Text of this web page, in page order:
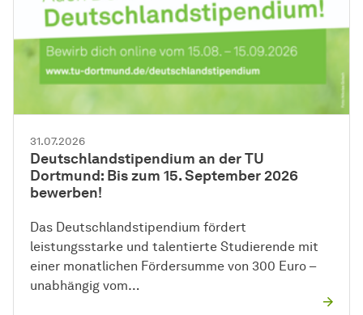
31.07.2026
Deutschlandstipendium an der TU
Dortmund: Bis zum 15. September 2026
bewerben!
Das Deutschlandstipendium fördert
leistungsstarke und talentierte Studierende mit
einer monatlichen Fördersumme von 300 Euro –
unabhängig vom…